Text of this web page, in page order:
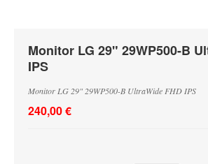
Monitor LG 29" 29WP500-B
IPS
Monitor LG 29" 29WP500-B UltraWide FHD IPS
240,00 €